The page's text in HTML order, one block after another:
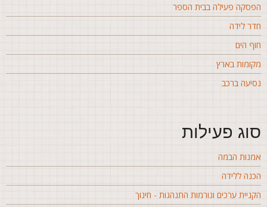
פעילה בבית הספר
לידה
הים
בארץ
ברכב
פעילות
הבמה
ללידה
ערכים ונורמות התנהגות - חינוך